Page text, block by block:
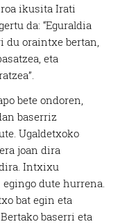
ikusita Irati
da: “Eguraldia
du oraintxe bertan,
eta
bete ondoren,
baserriz
Ugaldetxoko
joan dira
Intxixu
dute hurrena.
bat egin eta
baserri eta